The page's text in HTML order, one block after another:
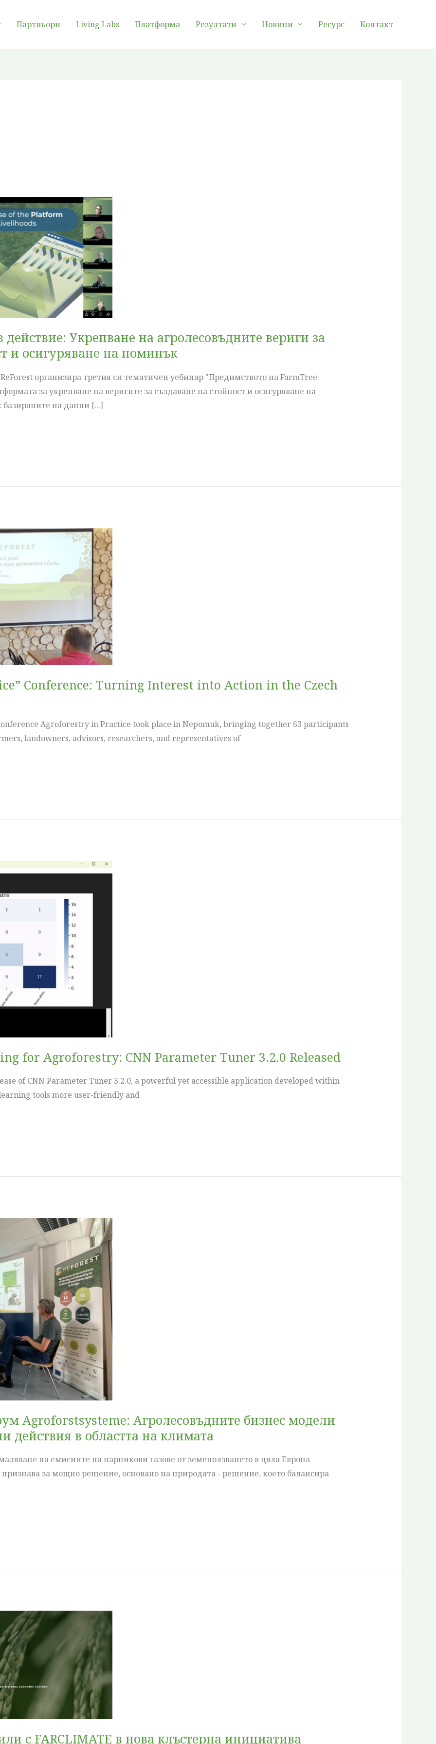
Партньори Living Labs Платформа Резултати Новини Ресурс Контакт
Укрепване на агролесовъдните вериги за
и осигуряване на поминък
организира третия си тематичен уебинар "Предимството на FarmTree:
за укрепване на веригите за създаване на стойност и осигуряване на
на данни [...]
Conference: Turning Interest into Action in the Czech
Agroforestry in Practice took place in Nepomuk, bringing together 63 participants
landowners, advisors, researchers, and representatives of
for Agroforestry: CNN Parameter Tuner 3.2.0 Released
of CNN Parameter Tuner 3.2.0, a powerful yet accessible application developed within
tools more user-friendly and
Agroforstsysteme: Агролесовъдните бизнес модели
действия в областта на климата
на емисиите на парникови газове от земеползването в цяла Европа
признава за мощно решение, основано на природата - решение, което балансира
с FARCLIMATE в нова клъстерна инициатива